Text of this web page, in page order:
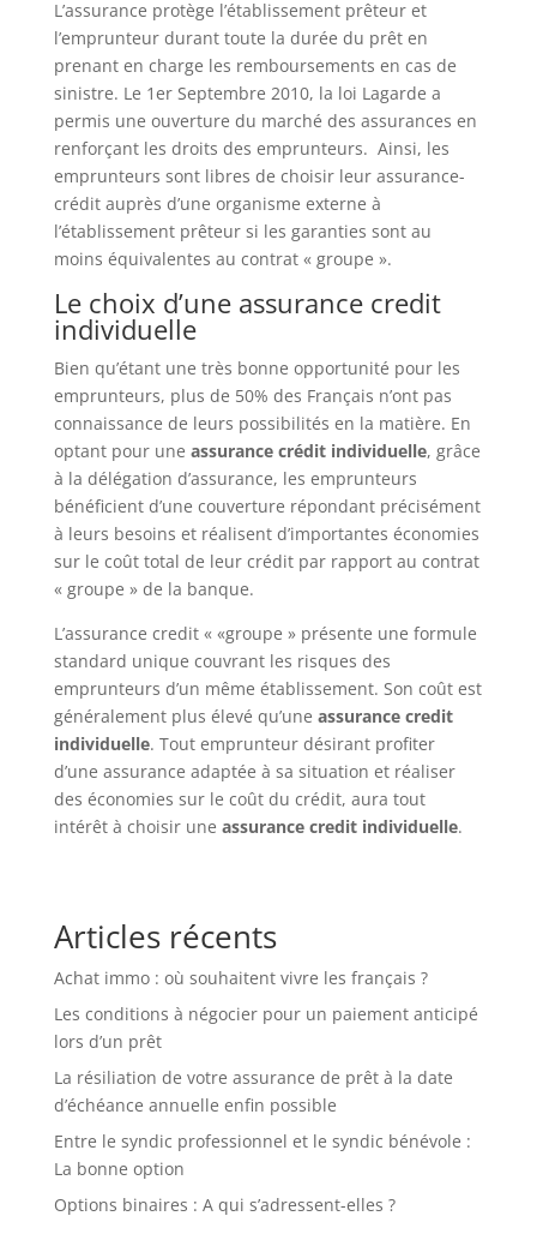
L’assurance protège l’établissement prêteur et
l’emprunteur durant toute la durée du prêt en
prenant en charge les remboursements en cas de
sinistre. Le 1er Septembre 2010, la loi Lagarde a
permis une ouverture du marché des assurances en
renforçant les droits des emprunteurs. Ainsi, les
emprunteurs sont libres de choisir leur assurance-
crédit auprès d’une organisme externe à
l’établissement prêteur si les garanties sont au
moins équivalentes au contrat « groupe ».
Le choix d’une assurance credit
individuelle
Bien qu’étant une très bonne opportunité pour les
emprunteurs, plus de 50% des Français n’ont pas
connaissance de leurs possibilités en la matière. En
optant pour une assurance crédit individuelle, grâce
à la délégation d’assurance, les emprunteurs
bénéficient d’une couverture répondant précisément
à leurs besoins et réalisent d’importantes économies
sur le coût total de leur crédit par rapport au contrat
« groupe » de la banque.
L’assurance credit « «groupe » présente une formule
standard unique couvrant les risques des
emprunteurs d’un même établissement. Son coût est
généralement plus élevé qu’une assurance credit
individuelle. Tout emprunteur désirant profiter
d’une assurance adaptée à sa situation et réaliser
des économies sur le coût du crédit, aura tout
intérêt à choisir une assurance credit individuelle.
Articles récents
Achat immo : où souhaitent vivre les français ?
Les conditions à négocier pour un paiement anticipé
lors d’un prêt
La résiliation de votre assurance de prêt à la date
d’échéance annuelle enfin possible
Entre le syndic professionnel et le syndic bénévole :
La bonne option
Options binaires : A qui s’adressent-elles ?